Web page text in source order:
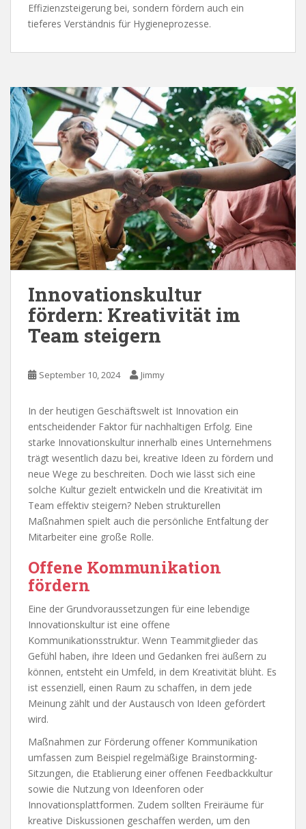
Effizienzsteigerung bei, sondern fördern auch ein
tieferes Verständnis für Hygieneprozesse.
Innovationskultur
fördern: Kreativität im
Team steigern
September 10, 2024 Jimmy
In der heutigen Geschäftswelt ist Innovation ein
entscheidender Faktor für nachhaltigen Erfolg. Eine
starke Innovationskultur innerhalb eines Unternehmens
trägt wesentlich dazu bei, kreative Ideen zu fördern und
neue Wege zu beschreiten. Doch wie lässt sich eine
solche Kultur gezielt entwickeln und die Kreativität im
Team effektiv steigern? Neben strukturellen
Maßnahmen spielt auch die persönliche Entfaltung der
Mitarbeiter eine große Rolle.
Offene Kommunikation
fördern
Eine der Grundvoraussetzungen für eine lebendige
Innovationskultur ist eine offene
Kommunikationsstruktur. Wenn Teammitglieder das
Gefühl haben, ihre Ideen und Gedanken frei äußern zu
können, entsteht ein Umfeld, in dem Kreativität blüht. Es
ist essenziell, einen Raum zu schaffen, in dem jede
Meinung zählt und der Austausch von Ideen gefördert
wird.
Maßnahmen zur Förderung offener Kommunikation
umfassen zum Beispiel regelmäßige Brainstorming-
Sitzungen, die Etablierung einer offenen Feedbackkultur
sowie die Nutzung von Ideenforen oder
Innovationsplattformen. Zudem sollten Freiräume für
kreative Diskussionen geschaffen werden, um den